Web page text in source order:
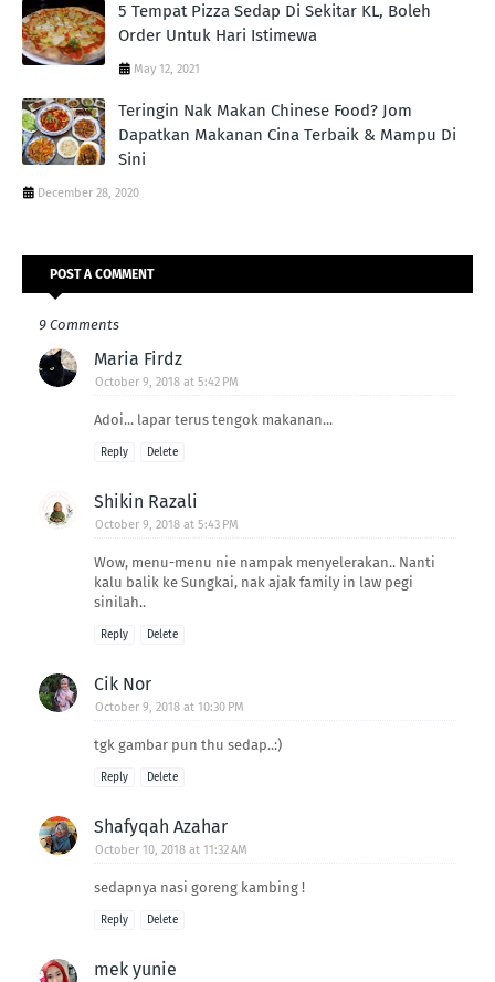
5 Tempat Pizza Sedap Di Sekitar KL, Boleh
Order Untuk Hari Istimewa
May 12, 2021
Teringin Nak Makan Chinese Food? Jom
Dapatkan Makanan Cina Terbaik & Mampu Di
Sini
December 28, 2020
POST A COMMENT
9 Comments
Maria Firdz
October 9, 2018 at 5:42 PM
Adoi... lapar terus tengok makanan...
Reply Delete
Shikin Razali
October 9, 2018 at 5:43 PM
Wow, menu-menu nie nampak menyelerakan.. Nanti
kalu balik ke Sungkai, nak ajak family in law pegi
sinilah..
Reply Delete
Cik Nor
October 9, 2018 at 10:30 PM
tgk gambar pun thu sedap..:)
Reply Delete
Shafyqah Azahar
October 10, 2018 at 11:32 AM
sedapnya nasi goreng kambing !
Reply Delete
mek yunie